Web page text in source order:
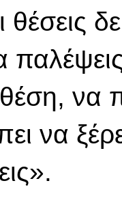
θέσεις
να
να